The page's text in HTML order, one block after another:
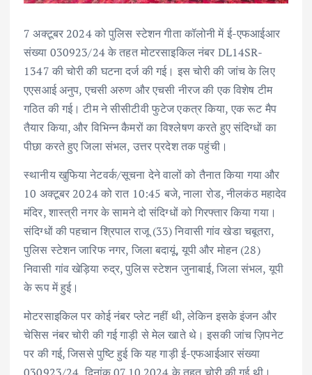
7 अक्टूबर 2024 को पुलिस स्टेशन गीता कॉलोनी में ई-एफआईआर
संख्या 030923/24 के तहत मोटरसाइकिल नंबर DL14SR-
1347 की चोरी की घटना दर्ज की गई। इस चोरी की जांच के लिए
एएसआई अनुप, एचसी अरुण और एचसी नीरज की एक विशेष टीम
गठित की गई। टीम ने सीसीटीवी फुटेज एकत्र किया, एक रूट मैप
तैयार किया, और विभिन्न कैमरों का विश्लेषण करते हुए संदिग्धों का
पीछा करते हुए जिला संभल, उत्तर प्रदेश तक पहुंची।
स्थानीय खुफिया नेटवर्क/सूचना देने वालों को तैनात किया गया और
10 अक्टूबर 2024 को रात 10:45 बजे, नाला रोड, नीलकंठ महादेव
मंदिर, शास्त्री नगर के सामने दो संदिग्धों को गिरफ्तार किया गया।
संदिग्धों की पहचान श्रिपाल राजू (33) निवासी गांव खेडा चबूतरा,
पुलिस स्टेशन जारिफ नगर, जिला बदायूं, यूपी और मोहन (28)
निवासी गांव खेड़िया रुद्र, पुलिस स्टेशन जुनाबाई, जिला संभल, यूपी
के रूप में हुई।
मोटरसाइकिल पर कोई नंबर प्लेट नहीं थी, लेकिन इसके इंजन और
चेसिस नंबर चोरी की गई गाड़ी से मेल खाते थे। इसकी जांच ज़िपनेट
पर की गई, जिससे पुष्टि हुई कि यह गाड़ी ई-एफआईआर संख्या